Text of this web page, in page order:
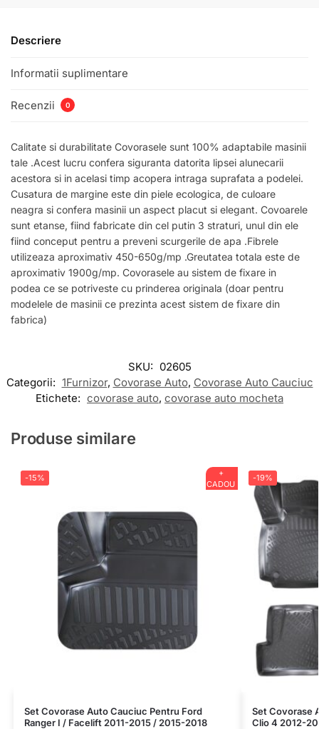
Descriere
Informatii suplimentare
Recenzii 0
Calitate si durabilitate Covorasele sunt 100% adaptabile masinii
tale .Acest lucru confera siguranta datorita lipsei alunecarii
acestora si in acelasi timp acopera intraga suprafata a podelei.
Cusatura de margine este din piele ecologica, de culoare
neagra si confera masinii un aspect placut si elegant. Covoarele
sunt etanse, fiind fabricate din cel putin 3 straturi, unul din ele
fiind conceput pentru a preveni scurgerile de apa .Fibrele
utilizeaza aproximativ 450-650g/mp .Greutatea totala este de
aproximativ 1900g/mp. Covorasele au sistem de fixare in
podea ce se potriveste cu prinderea originala (doar pentru
modelele de masinii ce prezinta acest sistem de fixare din
fabrica)
SKU: 02605
Categorii: 1Furnizor, Covorase Auto, Covorase Auto Cauciuc
Etichete: covorase auto, covorase auto mocheta
Produse similare
+
CADOU
-15%
Set Covorase Auto Cauciuc Pentru Ford
Ranger I / Facelift 2011-2015 / 2015-2018
-19%
Set Covorase
Clio 4 2012-